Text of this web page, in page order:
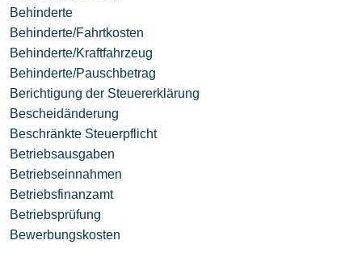
Behinderte
Behinderte/Fahrtkosten
Behinderte/Kraftfahrzeug
Behinderte/Pauschbetrag
Berichtigung der Steuererklärung
Bescheidänderung
Beschränkte Steuerpflicht
Betriebsausgaben
Betriebseinnahmen
Betriebsfinanzamt
Betriebsprüfung
Bewerbungskosten